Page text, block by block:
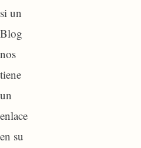
si un
Blog
nos
tiene
un
enlace
en su